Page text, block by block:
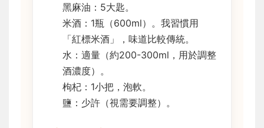
黑麻油：5大匙。
米酒：1瓶（600ml）。我習慣用
「紅標米酒」，味道比較傳統。
水：適量（約200-300ml，用於調整
酒濃度）。
枸杞：1小把，泡軟。
鹽：少許（視需要調整）。